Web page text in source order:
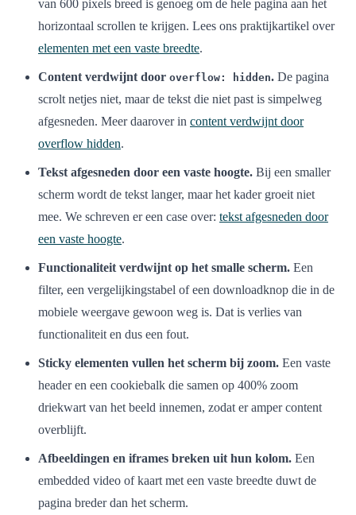
van 600 pixels breed is genoeg om de hele pagina aan het
horizontaal scrollen te krijgen. Lees ons praktijkartikel over
elementen met een vaste breedte.
Content verdwijnt door overflow: hidden. De pagina
scrolt netjes niet, maar de tekst die niet past is simpelweg
afgesneden. Meer daarover in content verdwijnt door
overflow hidden.
Tekst afgesneden door een vaste hoogte. Bij een smaller
scherm wordt de tekst langer, maar het kader groeit niet
mee. We schreven er een case over: tekst afgesneden door
een vaste hoogte.
Functionaliteit verdwijnt op het smalle scherm. Een
filter, een vergelijkingstabel of een downloadknop die in de
mobiele weergave gewoon weg is. Dat is verlies van
functionaliteit en dus een fout.
Sticky elementen vullen het scherm bij zoom. Een vaste
header en een cookiebalk die samen op 400% zoom
driekwart van het beeld innemen, zodat er amper content
overblijft.
Afbeeldingen en iframes breken uit hun kolom. Een
embedded video of kaart met een vaste breedte duwt de
pagina breder dan het scherm.